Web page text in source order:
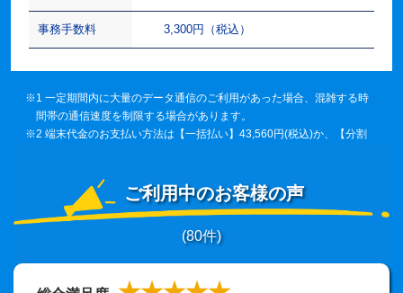
事務手数料 3,300円（税込）
※1 一定期間内に大量のデータ通信のご利用があった場合、混雑する時
間帯の通信速度を制限する場合があります。
※2 端末代金のお支払い方法は【一括払い】43,560円(税込)か、【分割
め、36ヶ月のご利用で端末代は実質0円でご利用いただけます。
ご利用中のお客様の声
(80件)